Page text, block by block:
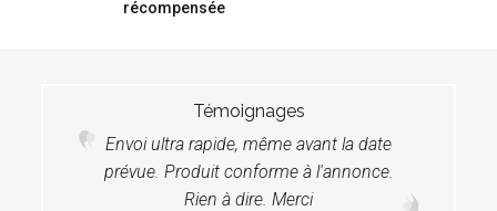
récompensée
Témoignages
Envoi ultra rapide, même avant la date
prévue. Produit conforme à l'annonce.
Rien à dire. Merci